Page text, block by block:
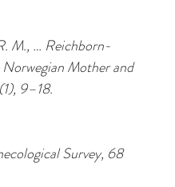
M., … Reichborn-
Mother and
9–18.
Survey, 68